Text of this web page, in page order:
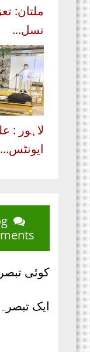
ملتان:
تسل...
لاہور :
ایونٹس...
کوئی
ایک